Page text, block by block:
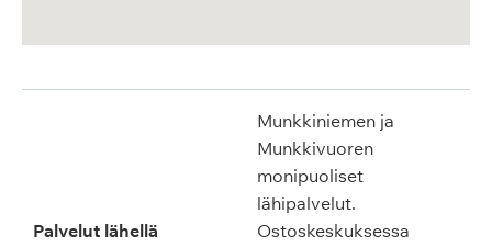
Palvelut lähellä
Munkkiniemen ja
Munkkivuoren
monipuoliset
lähipalvelut.
Ostoskeskuksessa